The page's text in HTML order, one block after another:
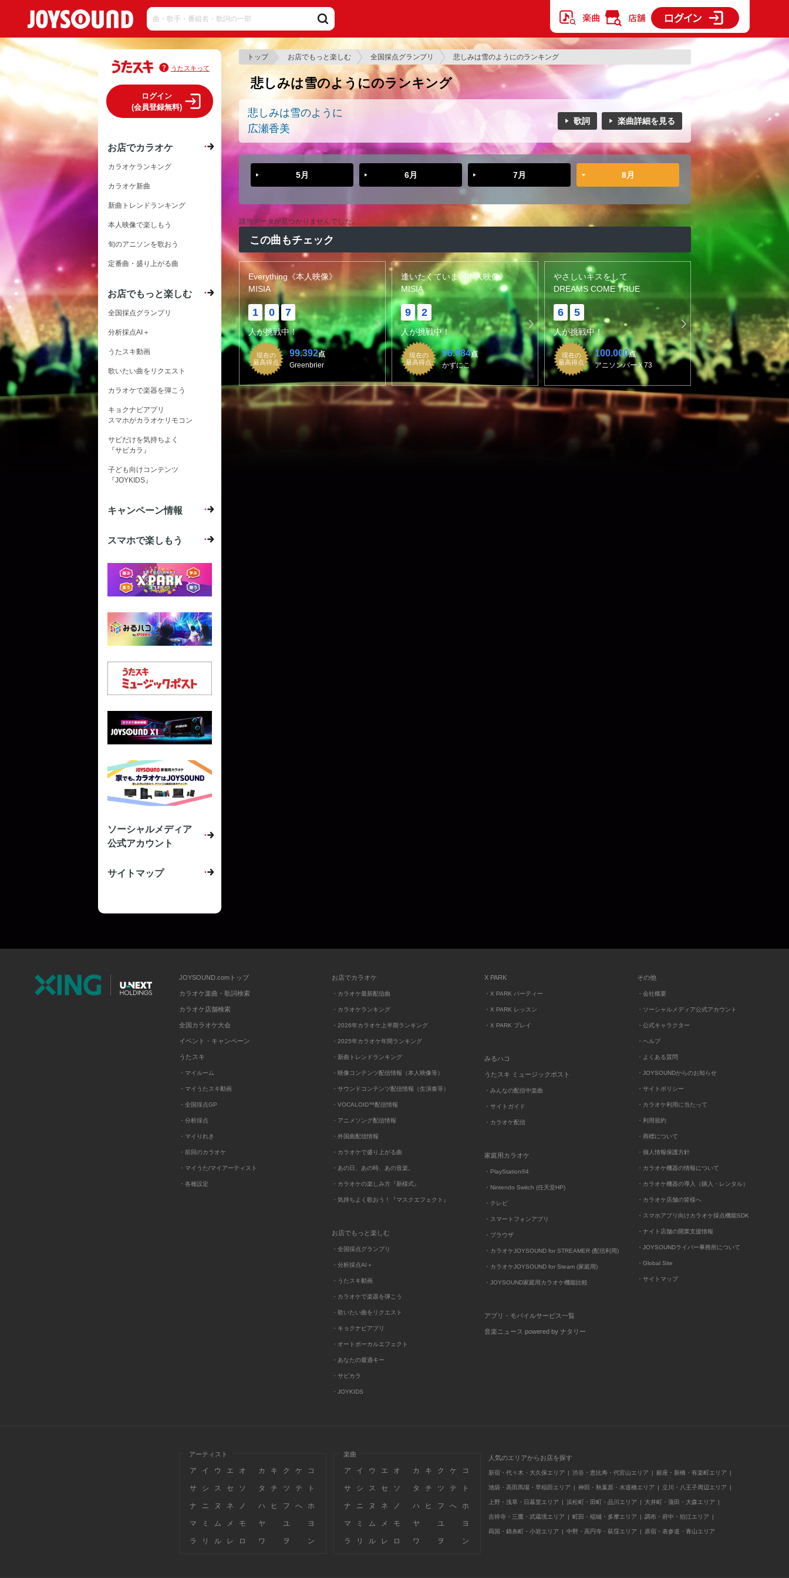
トップ お店でもっと楽しむ 全国採点グランプリ 悲しみは雪のようにのランキング
悲しみは雪のようにのランキング
悲しみは雪のように
広瀬香美
歌詞 楽曲詳細を見る
5月 6月 7月 8月
該当データが見つかりませんでした。
この曲もチェック
Everything《本人映像》
MISIA
1 0 7
人が挑戦中！
現在の
最高得点
99.392点
Greenbrier
逢いたくていま《本人映像》
MISIA
9 2
人が挑戦中！
現在の
最高得点
96.884点
かずにこ
やさしいキスをして
DREAMS COME TRUE
6 5
人が挑戦中！
現在の
最高得点
100.000点
アニソンバーＸ73
うたスキって
ログイン
(会員登録無料)
お店でカラオケ
カラオケランキング
カラオケ新曲
新曲トレンドランキング
本人映像で楽しもう
旬のアニソンを歌おう
定番曲・盛り上がる曲
お店でもっと楽しむ
全国採点グランプリ
分析採点AI＋
うたスキ動画
歌いたい曲をリクエスト
カラオケで楽器を弾こう
キョクナビアプリ
スマホがカラオケリモコン
サビだけを気持ちよく
『サビカラ』
子ども向けコンテンツ
『JOYKIDS』
キャンペーン情報
スマホで楽しもう
ソーシャルメディア
公式アカウント
サイトマップ
JOYSOUND.comトップ
カラオケ楽曲・歌詞検索
カラオケ店舗検索
全国カラオケ大会
イベント・キャンペーン
うたスキ
・マイルーム
・マイうたスキ動画
・全国採点GP
・分析採点
・マイりれき
・前回のカラオケ
・マイうた/マイアーティスト
・各種設定
お店でカラオケ
・カラオケ最新配信曲
・カラオケランキング
・2026年カラオケ上半期ランキング
・2025年カラオケ年間ランキング
・新曲トレンドランキング
・映像コンテンツ配信情報（本人映像等）
・サウンドコンテンツ配信情報（生演奏等）
・VOCALOID™配信情報
・アニメソング配信情報
・外国曲配信情報
・カラオケで盛り上がる曲
・あの日、あの時、あの音楽。
・カラオケの楽しみ方『新様式』
・気持ちよく歌おう！『マスクエフェクト』
お店でもっと楽しむ
・全国採点グランプリ
・分析採点AI＋
・うたスキ動画
・カラオケで楽器を弾こう
・歌いたい曲をリクエスト
・キョクナビアプリ
・オートボーカルエフェクト
・あなたの最適キー
・サビカラ
・JOYKIDS
X PARK
・X PARK パーティー
・X PARK レッスン
・X PARK プレイ
みるハコ
うたスキ ミュージックポスト
・みんなの配信中楽曲
・サイトガイド
・カラオケ配信
家庭用カラオケ
・PlayStation®4
・Nintendo Switch (任天堂HP)
・テレビ
・スマートフォンアプリ
・ブラウザ
・カラオケJOYSOUND for STREAMER (配信利用)
・カラオケJOYSOUND for Steam (家庭用)
・JOYSOUND家庭用カラオケ機能比較
アプリ・モバイルサービス一覧
音楽ニュース powered by ナタリー
その他
・会社概要
・ソーシャルメディア公式アカウント
・公式キャラクター
・ヘルプ
・よくある質問
・JOYSOUNDからのお知らせ
・サイトポリシー
・カラオケ利用に当たって
・利用規約
・商標について
・個人情報保護方針
・カラオケ機器の情報について
・カラオケ機器の導入（購入・レンタル）
・カラオケ店舗の皆様へ
・スマホアプリ向けカラオケ採点機能SDK
・ナイト店舗の開業支援情報
・JOYSOUNDライバー事務所について
・Global Site
・サイトマップ
アーティスト
ア イ ウ エ オ カ キ ク ケ コ
サ シ ス セ ソ タ チ ツ テ ト
ナ ニ ヌ ネ ノ ハ ヒ フ へ ホ
マ ミ ム メ モ ヤ ユ ヨ
ラ リ ル レ ロ ワ ヲ ン
楽曲
ア イ ウ エ オ カ キ ク ケ コ
サ シ ス セ ソ タ チ ツ テ ト
ナ ニ ヌ ネ ノ ハ ヒ フ へ ホ
マ ミ ム メ モ ヤ ユ ヨ
ラ リ ル レ ロ ワ ヲ ン
人気のエリアからお店を探す
新宿・代々木・大久保エリア 渋谷・恵比寿・代官山エリア 銀座・新橋・有楽町エリア
池袋・高田馬場・早稲田エリア 神田・秋葉原・水道橋エリア 立川・八王子周辺エリア
上野・浅草・日暮里エリア 浜松町・田町・品川エリア 大井町・蒲田・大森エリア
吉祥寺・三鷹・武蔵境エリア 町田・稲城・多摩エリア 調布・府中・狛江エリア
両国・錦糸町・小岩エリア 中野・高円寺・荻窪エリア 原宿・表参道・青山エリア